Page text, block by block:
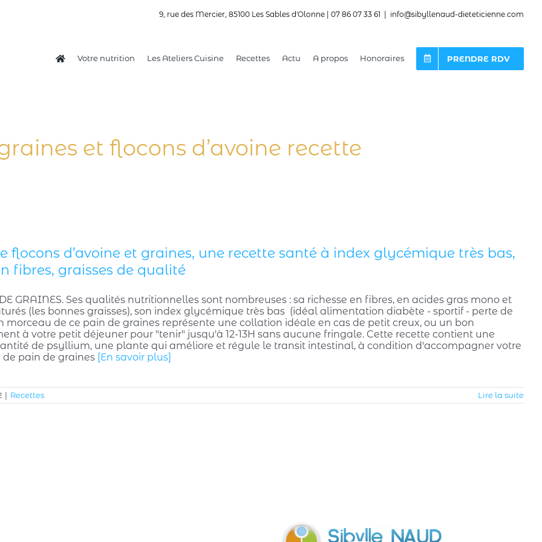
9, rue des Mercier, 85100 Les Sables d'Olonne | 07 86 07 33 61 info@sibyllenaud-dieteticienne.com
Votre nutrition Les Ateliers Cuisine Recettes Actu A propos Honoraires PRENDRE RDV
et flocons d’avoine recette
flocons d’avoine et graines, une recette santé à index glycémique très bas,
fibres, graisses de qualité
GRAINES. Ses qualités nutritionnelles sont nombreuses : sa richesse en fibres, en acides gras mono et
(les bonnes graisses), son index glycémique très bas (idéal alimentation diabète - sportif - perte de
morceau de ce pain de graines représente une collation idéale en cas de petit creux, ou un bon
à votre petit déjeuner pour "tenir" jusqu'à 12-13H sans aucune fringale. Cette recette contient une
de psyllium, une plante qui améliore et régule le transit intestinal, à condition d'accompagner votre
de pain de graines [En savoir plus]
| Recettes Lire la suite